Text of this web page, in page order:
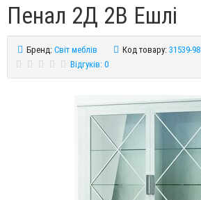
Пенал 2Д 2В Ешлі
Бренд:Світ меблів Код товару:31539-98
Відгуків: 0